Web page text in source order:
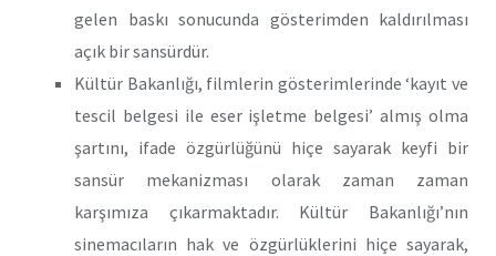
gelen baskı sonucunda gösterimden kaldırılması
açık bir sansürdür.
Kültür Bakanlığı, filmlerin gösterimlerinde ‘kayıt ve
tescil belgesi ile eser işletme belgesi’ almış olma
şartını, ifade özgürlüğünü hiçe sayarak keyfi bir
sansür mekanizması olarak zaman zaman
karşımıza çıkarmaktadır. Kültür Bakanlığı’nın
sinemacıların hak ve özgürlüklerini hiçe sayarak,